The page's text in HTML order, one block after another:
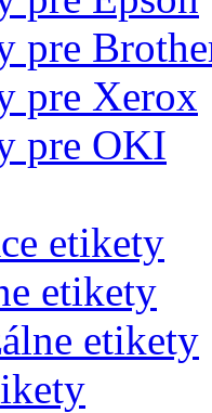
pre
pre Xerox
pre OKI
etikety
etikety
etikety